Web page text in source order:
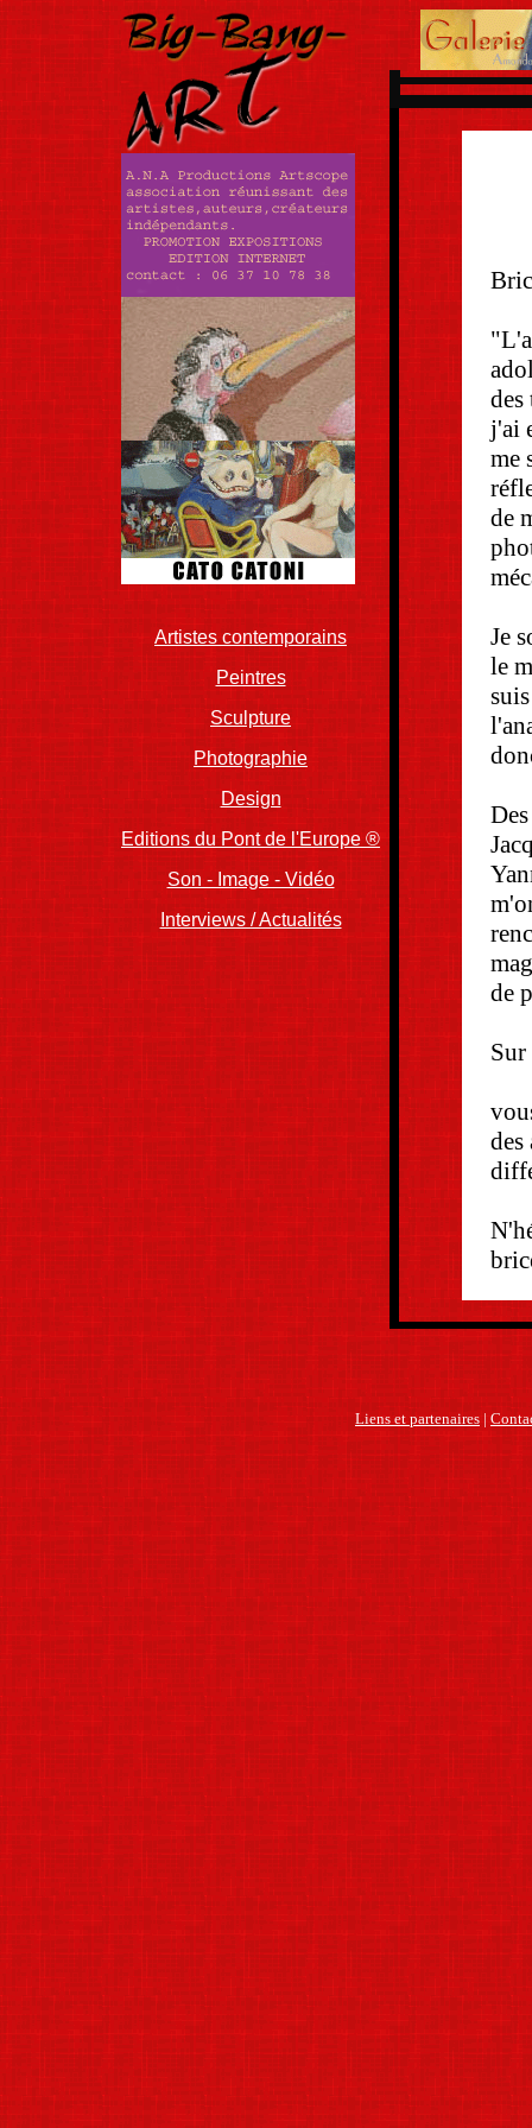
Artistes contemporains
Peintres
Sculpture
Photographie
Design
Editions du Pont de l'Europe ®
Son - Image - Vidéo
Interviews / Actualités
j'ai
me
de
Je
le
de
Liens et partenaires |